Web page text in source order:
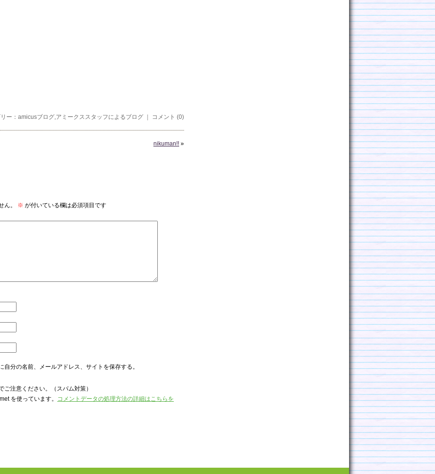
ー： amicusブログ,アミークススタッフによるブログ コメント (0)
nikuman!! »
ん。 ※ が付いている欄は必須項目です
分の名前、メールアドレス、サイトを保存する。
注意ください。（スパム対策）
を使っています。 コメントデータの処理方法の詳細はこちらを